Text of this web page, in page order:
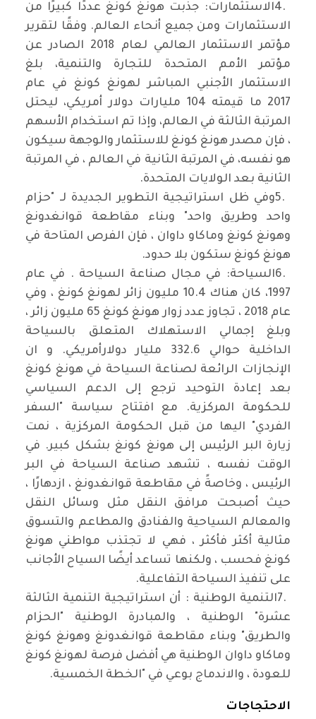
4.الاستثمارات: جذبت هونغ كونغ عددًا كبيرًا من
الاستثمارات ومن جميع أنحاء العالم. وفقًا لتقرير
مؤتمر الاستثمار العالمي لعام 2018 الصادر عن
مؤتمر الأمم المتحدة للتجارة والتنمية، بلغ
الاستثمار الأجنبي المباشر لهونغ كونغ في عام
2017 ما قيمته 104 مليارات دولار أمريكي، ليحتل
المرتبة الثالثة في العالم، وإذا تم استخدام الأسهم
، فإن مصدر هونغ كونغ للاستثمار والوجهة سيكون
هو نفسه، في المرتبة الثانية في العالم ، في المرتبة
الثانية بعد الولايات المتحدة.
5.وفي ظل استراتيجية التطوير الجديدة لـ "حزام
واحد وطريق واحد" وبناء مقاطعة قوانغدونغ
وهونغ كونغ وماكاو داوان ، فإن الفرص المتاحة في
هونغ كونغ ستكون بلا حدود.
6.السياحة: في مجال صناعة السياحة . في عام
1997، كان هناك 10.4 مليون زائر لهونغ كونغ ، وفي
عام 2018 ، تجاوز عدد زوار هونغ كونغ 65 مليون زائر ،
وبلغ إجمالي الاستهلاك المتعلق بالسياحة
الداخلية حوالي 332.6 مليار دولارأمريكي. و ان
الإنجازات الرائعة لصناعة السياحة في هونغ كونغ
بعد إعادة التوحيد ترجع إلى الدعم السياسي
للحكومة المركزية. مع افتتاح سياسة "السفر
الفردي" اليها من قبل الحكومة المركزية ، نمت
زيارة البر الرئيس إلى هونغ كونغ بشكل كبير. في
الوقت نفسه ، تشهد صناعة السياحة في البر
الرئيس ، وخاصةً في مقاطعة قوانغدونغ ، ازدهارًا ،
حيث أصبحت مرافق النقل مثل وسائل النقل
والمعالم السياحية والفنادق والمطاعم والتسوق
مثالية أكثر فأكثر ، فهي لا تجتذب مواطني هونغ
كونغ فحسب ، ولكنها تساعد أيضًا السياح الأجانب
على تنفيذ السياحة التفاعلية.
7.التنمية الوطنية : أن استراتيجية التنمية الثالثة
عشرة" الوطنية ، والمبادرة الوطنية "الحزام
والطريق" وبناء مقاطعة قوانغدونغ وهونغ كونغ
وماكاو داوان الوطنية هي أفضل فرصة لهونغ كونغ
للعودة ، والاندماج بوعي في "الخطة الخمسية.
الاحتجاجات